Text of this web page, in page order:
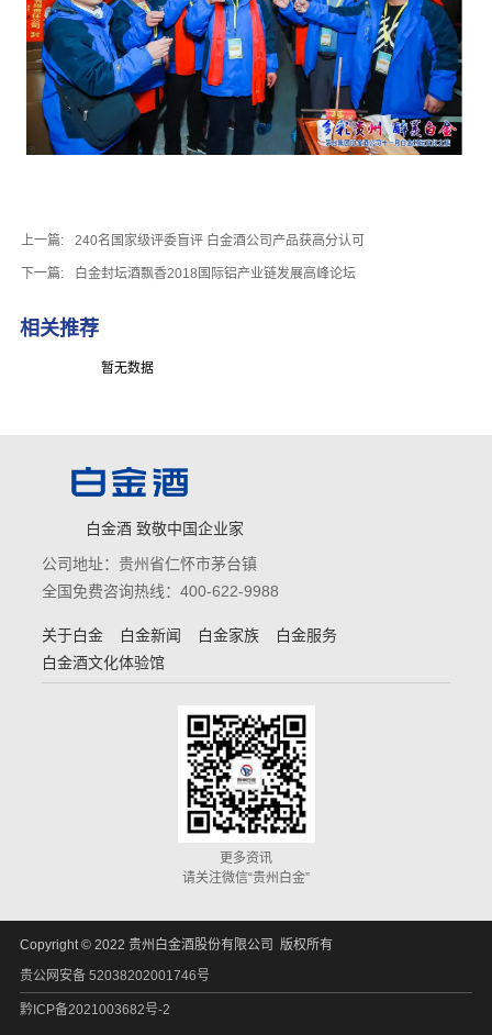
上一篇: 240名国家级评委盲评 白金酒公司产品获高分认可
下一篇: 白金封坛酒飘香2018国际铝产业链发展高峰论坛
相关推荐
暂无数据
白金酒 致敬中国企业家
公司地址：贵州省仁怀市茅台镇
全国免费咨询热线：400-622-9988
关于白金 白金新闻 白金家族
白金服务
白金酒文化体验馆
更多资讯
请关注微信“贵州白金”
Copyright © 2022 贵州白金酒股份有限公司 版权所有
贵公网安备 52038202001746号
黔ICP备2021003682号-2